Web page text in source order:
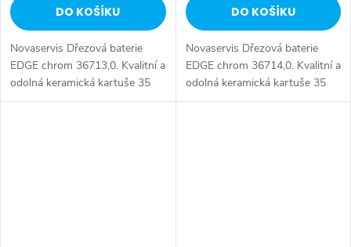
DO KOŠÍKU
Novaservis Dřezová baterie
EDGE chrom 36713,0. Kvalitní a
odolná keramická kartuše 35
mm s prodlouženou zárukou 5
DO KOŠÍKU
Novaservis Dřezová baterie
EDGE chrom 36714,0. Kvalitní a
odolná keramická kartuše 35
mm s prodlouženou zárukou 5